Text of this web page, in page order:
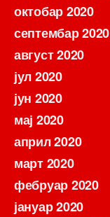
октобар 2020
септембар 2020
август 2020
јул 2020
јун 2020
мај 2020
април 2020
март 2020
фебруар 2020
јануар 2020